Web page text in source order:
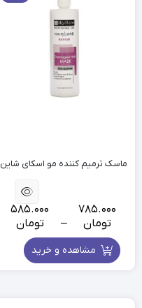
ماسک ترمیم کننده مو اسکای شاین
785.000
تومان
–
585.000
تومان
مشاهده و خرید